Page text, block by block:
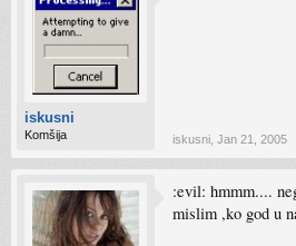
iskusni
Komšija iskusni Jan 21, 2005
:evil: hmmm....
mislim ,ko god u